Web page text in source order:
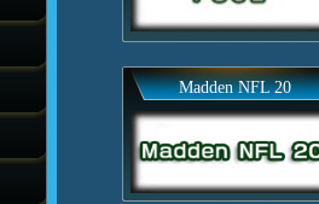
Madden NFL 20